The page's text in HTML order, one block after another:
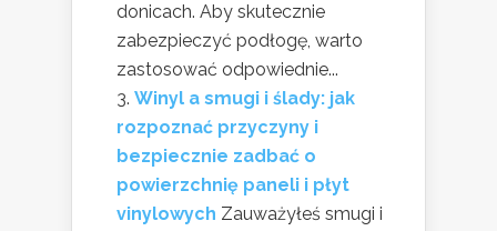
donicach. Aby skutecznie
zabezpieczyć podłogę, warto
zastosować odpowiednie...
Winyl a smugi i ślady: jak
rozpoznać przyczyny i
bezpiecznie zadbać o
powierzchnię paneli i płyt
vinylowych Zauważyłeś smugi i